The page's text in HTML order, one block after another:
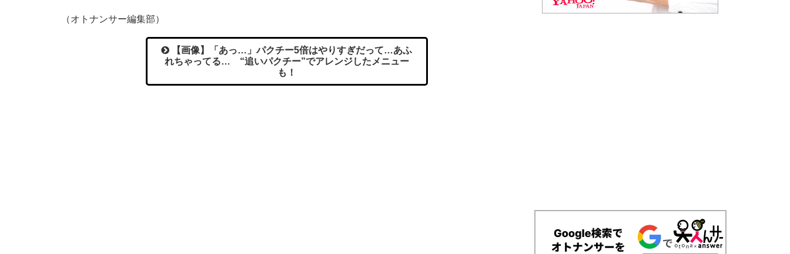
（オトナンサー編集部）
【画像】「あっ…」パクチー5倍はやりすぎだって…あふ
れちゃってる… “追いパクチー”でアレンジしたメニュー
も！